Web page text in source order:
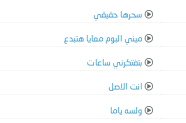
سحرها حقيقي
ميني البوم معايا هتبدع
بتفتكرني ساعات
انت الاصل
ولسه ياما